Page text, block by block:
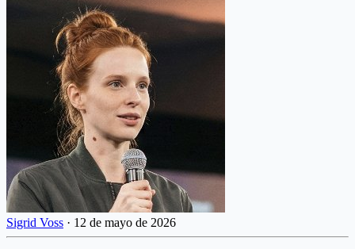
Sigrid Voss · 12 de mayo de 2026